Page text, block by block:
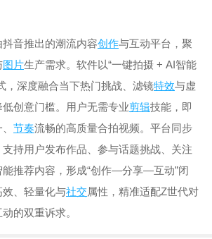
音推出的潮流内容创作与互动平台，聚
图片生产需求。软件以“一键拍摄 + AI智能
，深度融合当下热门挑战、滤镜特效与虚
创意门槛。用户无需专业剪辑技能，即
节奏流畅的高质量合拍视频。平台同步
持用户发布作品、参与话题挑战、关注
能推荐内容，形成“创作—分享—互动”闭
效、轻量化与社交属性，精准适配Z世代对
动的双重诉求。